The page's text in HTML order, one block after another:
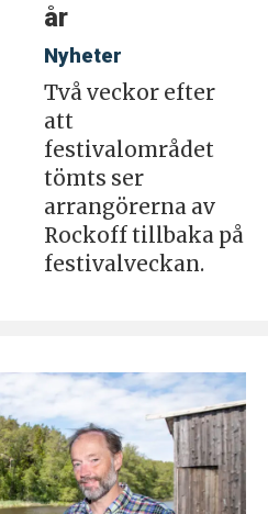
år
Nyheter
Två veckor efter
att
festivalområdet
tömts ser
arrangörerna av
Rockoff tillbaka på
festivalveckan.